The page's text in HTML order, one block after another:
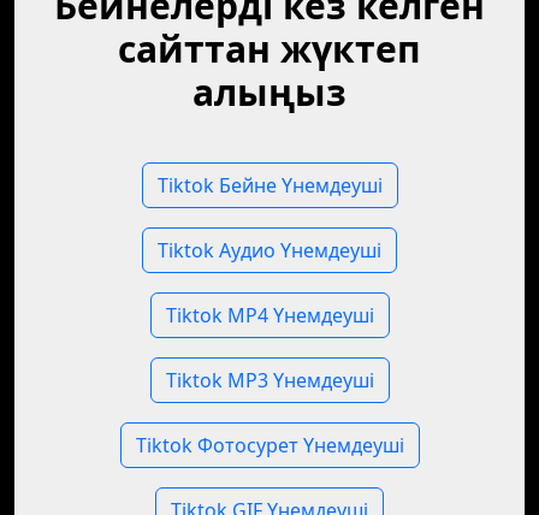
сайттан жүктеп
алыңыз
Tiktok Бейне Үнемдеуші
Tiktok Аудио Үнемдеуші
Tiktok MP4 Үнемдеуші
Tiktok MP3 Үнемдеуші
Tiktok Фотосурет Үнемдеуші